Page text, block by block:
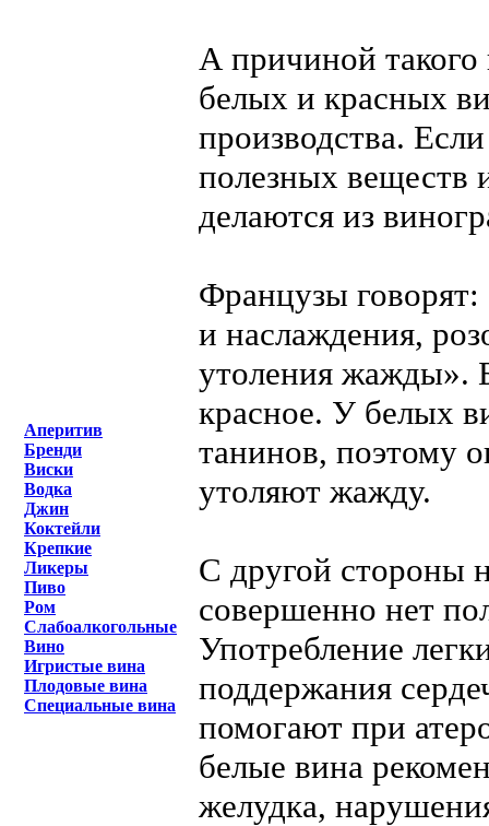
Аперитив
Бренди
Виски
Водка
Джин
Коктейли
Крепкие
Ликеры
Пиво
Ром
Слабоалкогольные
Вино
Игристые вина
Плодовые вина
Специальные вина
А причиной такого
белых и красных
производства.
полезных веществ
делаются из
Французы говорят:
и наслаждения,
утоления жажды».
красное. У белых
танинов, поэтому
утоляют жажду.
С другой стороны
совершенно нет
Употребление
поддержания
помогают при
белые вина
желудка,